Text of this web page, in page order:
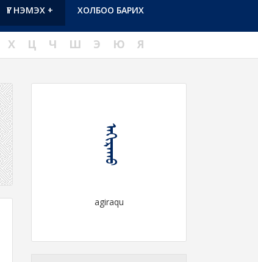
ХОЛБОО БАРИХ
ҮГ НЭМЭХ +
Х Ц Ч Ш Э Ю Я
ᠠᠭᠢᠷᠠᠬᠤ
agiraqu